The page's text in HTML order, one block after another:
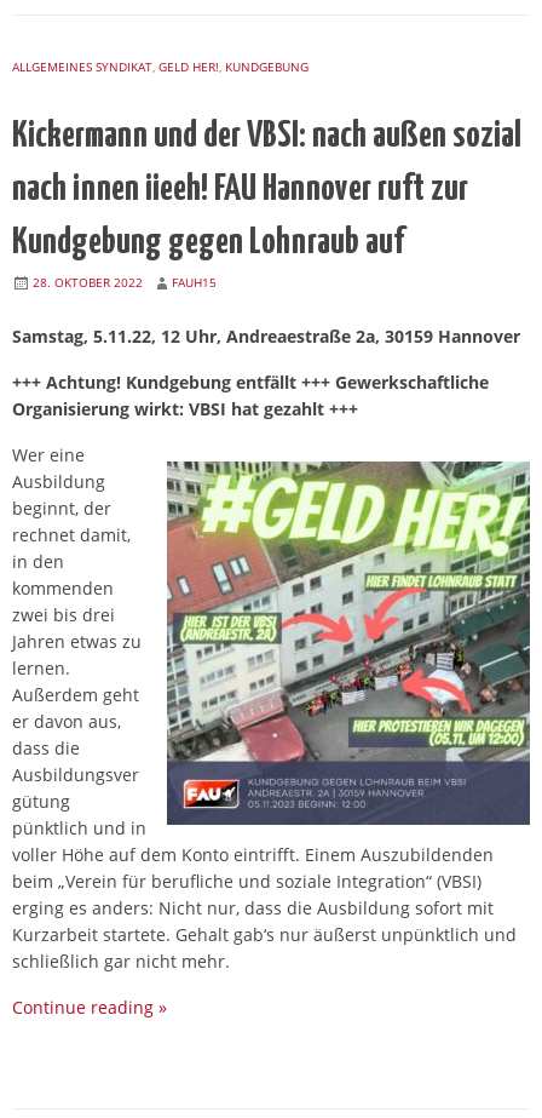
ALLGEMEINES SYNDIKAT, GELD HER!, KUNDGEBUNG
Kickermann und der VBSI: nach außen sozial
nach innen iieeh! FAU Hannover ruft zur
Kundgebung gegen Lohnraub auf
28. OKTOBER 2022 FAUH15
Samstag, 5.11.22, 12 Uhr, Andreaestraße 2a, 30159 Hannover
+++ Achtung! Kundgebung entfällt +++ Gewerkschaftliche
Organisierung wirkt: VBSI hat gezahlt +++
Wer eine
Ausbildung
beginnt, der
rechnet damit,
in den
kommenden
zwei bis drei
Jahren etwas zu
lernen.
Außerdem geht
er davon aus,
dass die
Ausbildungsver
gütung
pünktlich und in
voller Höhe auf dem Konto eintrifft. Einem Auszubildenden
beim „Verein für berufliche und soziale Integration“ (VBSI)
erging es anders: Nicht nur, dass die Ausbildung sofort mit
Kurzarbeit startete. Gehalt gab‘s nur äußerst unpünktlich und
schließlich gar nicht mehr.
Continue reading »